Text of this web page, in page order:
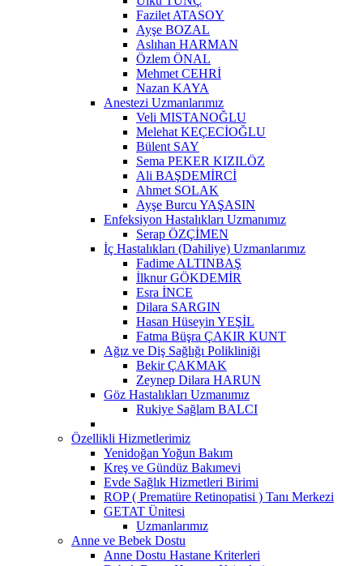
Fazilet ATASOY
Ayşe BOZAL
Aslıhan HARMAN
Özlem ÖNAL
Mehmet CEHRİ
Nazan KAYA
Anestezi Uzmanlarımız
Veli MISTANOĞLU
Melehat KEÇECİOĞLU
Bülent SAY
Sema PEKER KIZILÖZ
Ali BAŞDEMİRCİ
Ahmet SOLAK
Ayşe Burcu YAŞASIN
Enfeksiyon Hastalıkları Uzmanımız
Serap ÖZÇİMEN
İç Hastalıkları (Dahiliye) Uzmanlarımız
Fadime ALTINBAŞ
İlknur GÖKDEMİR
Esra İNCE
Dilara SARGIN
Hasan Hüseyin YEŞİL
Fatma Büşra ÇAKIR KUNT
Ağız ve Diş Sağlığı Polikliniği
Bekir ÇAKMAK
Zeynep Dilara HARUN
Göz Hastalıkları Uzmanımız
Rukiye Sağlam BALCI
Özellikli Hizmetlerimiz
Yenidoğan Yoğun Bakım
Kreş ve Gündüz Bakımevi
Evde Sağlık Hizmetleri Birimi
ROP ( Prematüre Retinopatisi ) Tanı Merkezi
GETAT Ünitesi
Uzmanlarımız
Anne ve Bebek Dostu
Anne Dostu Hastane Kriterleri